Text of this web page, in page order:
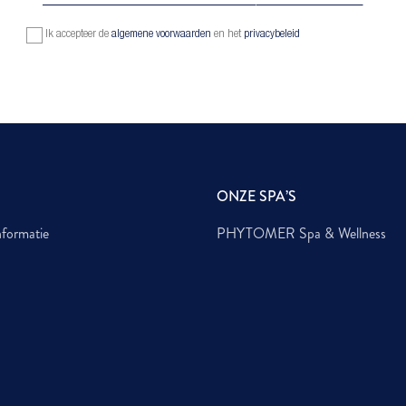
Ik accepteer dealgemene voorwaarden en het privacybeleid
ONZE SPA’S
PHYTOMER Spa & Wellness